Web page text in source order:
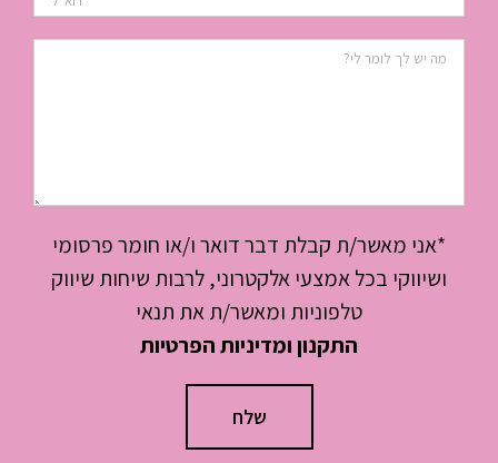
*אני מאשר/ת קבלת דבר דואר ו/או חומר פרסומי
ושיווקי בכל אמצעי אלקטרוני, לרבות שיחות שיווק
טלפוניות ומאשר/ת את תנאי
התקנון ומדיניות הפרטיות